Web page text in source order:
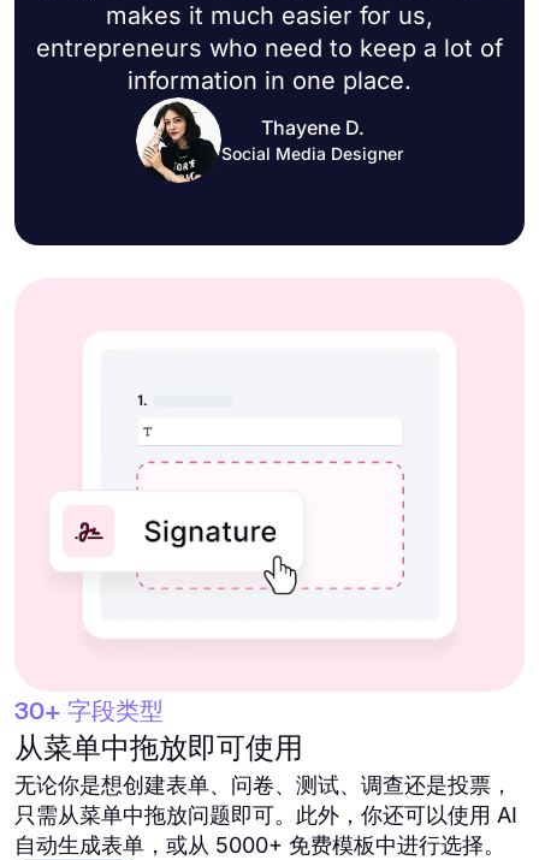
makes it much easier for us,
entrepreneurs who need to keep a lot of
information in one place.
Thayene D.
Social Media Designer
从菜单中拖放即可使用
30+ 字段类型
无论你是想创建表单、问卷、测试、调查还是投票，
只需从菜单中拖放问题即可。此外，你还可以使用 AI
自动生成表单，或从 5000+ 免费模板中进行选择。